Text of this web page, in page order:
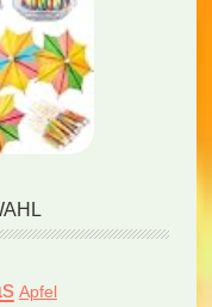
Apfel